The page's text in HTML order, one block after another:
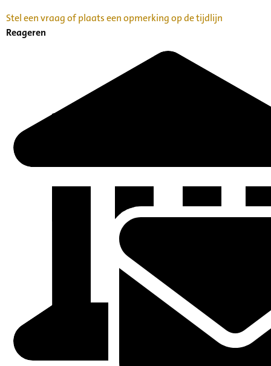
Stel een vraag of plaats een opmerking op de tijdlijn
Reageren